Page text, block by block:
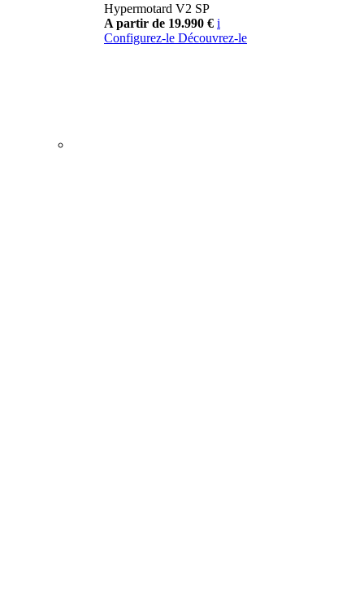
Hypermotard V2 SP
A partir de 19.990 € i
Configurez-le Découvrez-le